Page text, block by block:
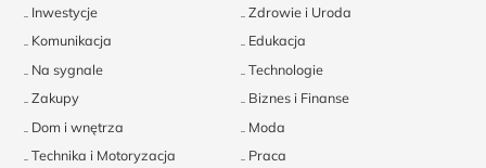
Inwestycje
Zdrowie i Uroda
Komunikacja
Edukacja
Na sygnale
Technologie
Zakupy
Biznes i Finanse
Dom i wnętrza
Moda
Technika i Motoryzacja
Praca